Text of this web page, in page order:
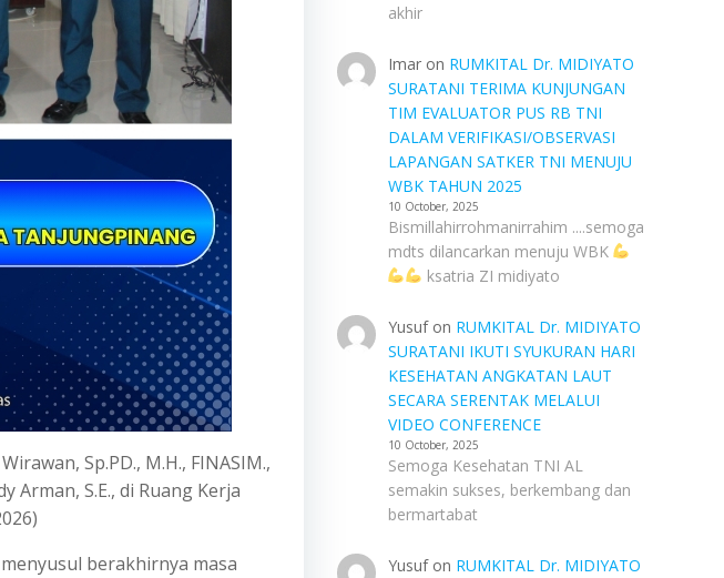
Sp.PD., M.H., FINASIM.,
S.E., di Ruang Kerja
berakhirnya masa
akhir
Imaron RUMKITAL Dr. MIDIYATO
SURATANI TERIMA KUNJUNGAN
TIM EVALUATOR PUS RB TNI
DALAM VERIFIKASI/OBSERVASI
LAPANGAN SATKER TNI MENUJU
WBK TAHUN 2025
10 October, 2025
Bismillahirrohmanirrahim ....semoga
mdts dilancarkan menuju WBK
ksatria ZI midiyato
Yusufon RUMKITAL Dr. MIDIYATO
SURATANI IKUTI SYUKURAN HARI
KESEHATAN ANGKATAN LAUT
SECARA SERENTAK MELALUI
VIDEO CONFERENCE
10 October, 2025
Semoga Kesehatan TNI AL
semakin sukses, berkembang dan
bermartabat
Yusufon RUMKITAL Dr. MIDIYATO